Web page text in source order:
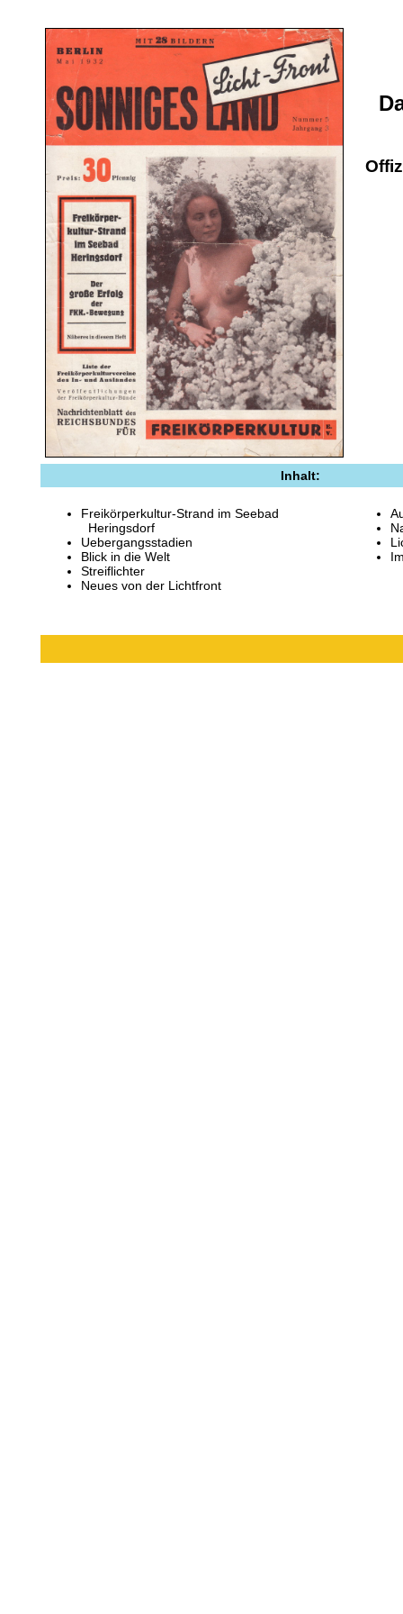
Inhalt:
Freikörperkultur-Strand im Seebad
Heringsdorf
Uebergangsstadien
Blick in die Welt
Streiflichter
Neues von der Lichtfront